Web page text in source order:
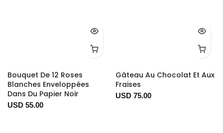
Bouquet De 12 Roses
Blanches Enveloppées
Dans Du Papier Noir
USD 55.00
Gâteau Au Chocolat Et Aux
Fraises
USD 75.00